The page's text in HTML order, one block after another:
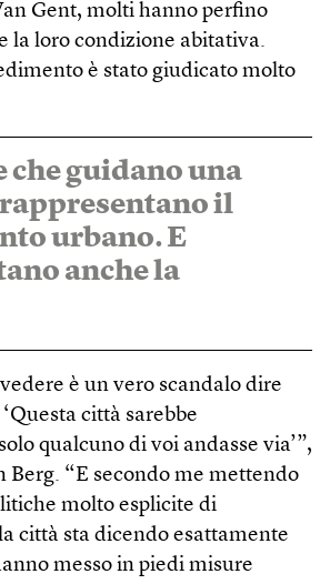
Gent, molti hanno perfino
la loro condizione abitativa.
è stato giudicato molto
che guidano una
il
urbano. E
anche la
è un vero scandalo dire
città sarebbe
qualcuno di voi andasse via’”,
Berg. “E secondo me mettendo
molto esplicite di
città sta dicendo esattamente
messo in piedi misure